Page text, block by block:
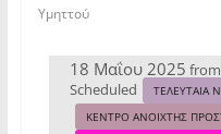
Υμηττού
18 Μαΐου 2025 from
Scheduled
ΤΕΛΕΥΤΑΙΑ
ΚΕΝΤΡΟ ΑΝΟΙΧΤΗΣ